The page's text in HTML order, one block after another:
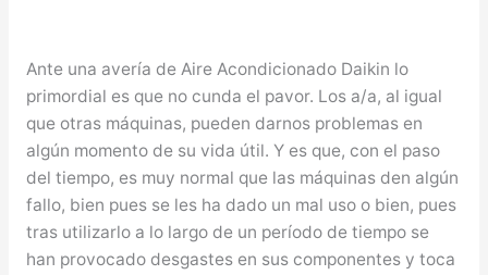
Ante una avería de Aire Acondicionado Daikin lo
primordial es que no cunda el pavor. Los a/a, al igual
que otras máquinas, pueden darnos problemas en
algún momento de su vida útil. Y es que, con el paso
del tiempo, es muy normal que las máquinas den algún
fallo, bien pues se les ha dado un mal uso o bien, pues
tras utilizarlo a lo largo de un período de tiempo se
han provocado desgastes en sus componentes y toca